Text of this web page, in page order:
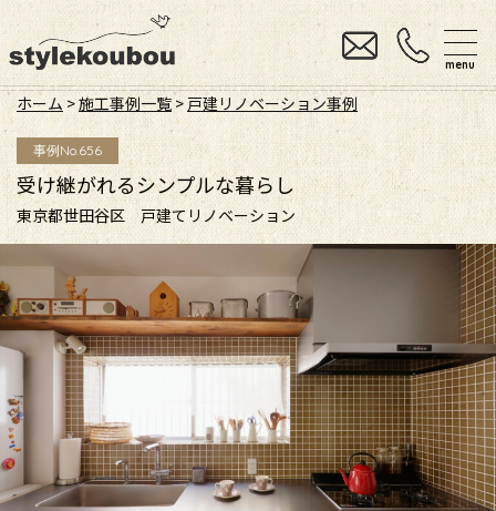
menu
ホーム >施工事例一覧> 戸建リノベーション事例
事例No.656
受け継がれるシンプルな暮らし
東京都世田谷区 戸建てリノベーション